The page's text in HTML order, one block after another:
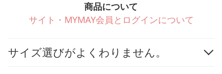
商品について
サイト・MYMAY会員とログインについて
サイズ選びがよくわりません。